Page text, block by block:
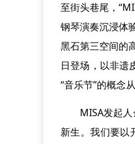
至街头巷尾，
钢琴演奏沉浸体
黑石第三空间的
日登场，以非遗
“音乐节”的概念
MISA发起人
新生。我们要以